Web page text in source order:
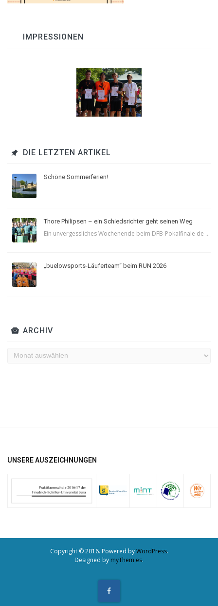
IMPRESSIONEN
DIE LETZTEN ARTIKEL
Schöne Sommerferien!
Thore Philipsen – ein Schiedsrichter geht seinen Weg
Ein unvergessliches Wochenende beim DFB-Pokalfinale de ...
„buelowsports-Läuferteam“ beim RUN 2026
ARCHIV
Archiv
UNSERE AUSZEICHNUNGEN
Copyright © 2016. Powered byWordPress.
Designed by myThem.es.